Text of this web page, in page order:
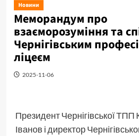
Новини
Меморандум про
взаєморозуміння та
Чернігівським
ліцеєм
2025-11-06
Президент Чернігівської ТПП
Іванов і директор